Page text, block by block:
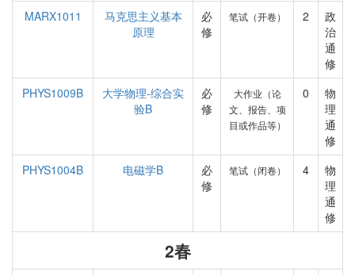
MARX1011
马克思主义基本
原理
必
修
笔试（开卷） 2
政
治
通
修
PHYS1009B
大学物理-综合实
验B
必
修
大作业（论
文、报告、项
目或作品等）
0
物
理
通
修
PHYS1004B
电磁学B
必
修
笔试（闭卷） 4
物
理
通
修
2春